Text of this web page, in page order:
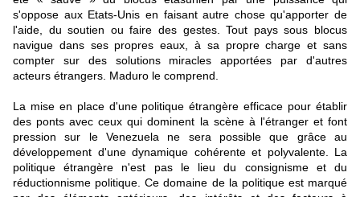
s'oppose aux Etats-Unis en faisant autre chose qu'apporter de
l'aide, du soutien ou faire des gestes. Tout pays sous blocus
navigue dans ses propres eaux, à sa propre charge et sans
compter sur des solutions miracles apportées par d'autres
acteurs étrangers. Maduro le comprend.
La mise en place d'une politique étrangère efficace pour établir
des ponts avec ceux qui dominent la scène à l'étranger et font
pression sur le Venezuela ne sera possible que grâce au
développement d'une dynamique cohérente et polyvalente. La
politique étrangère n'est pas le lieu du consignisme et du
réductionnisme politique. Ce domaine de la politique est marqué